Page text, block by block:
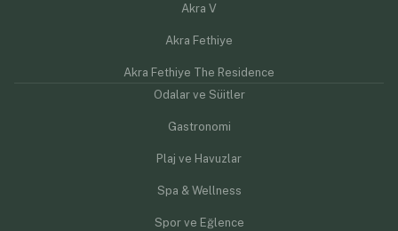
Akra V
Akra Fethiye
Akra Fethiye The Residence
Odalar ve Süitler
Gastronomi
Plaj ve Havuzlar
Spa & Wellness
Spor ve Eğlence